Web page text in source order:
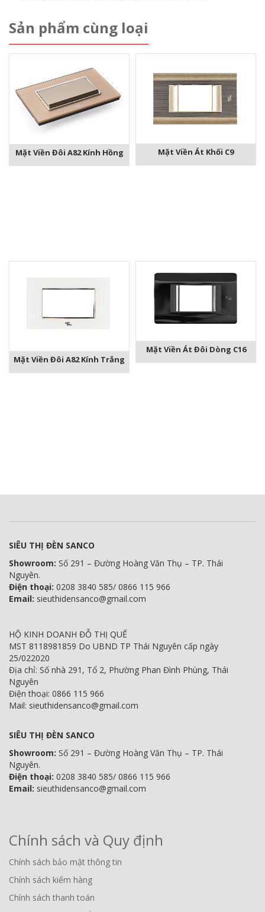
Sản phẩm cùng loại
Mặt Viền Đôi A82 Kính Hồng Mặt Viền Át Khối C9
Mặt Viền Đôi A82 Kính Trắng
Mặt Viền Át Đôi Dòng C16
SIÊU THỊ ĐÈN SANCO
Showroom: Số 291 – Đường Hoàng Văn Thụ – TP. Thái
Nguyên.
Điện thoại: 0208 3840 585/ 0866 115 966
Email: sieuthidensanco@gmail.com
HỘ KINH DOANH ĐỖ THỊ QUẾ
MST 8118981859 Do UBND TP Thái Nguyên cấp ngày
25/022020
Địa chỉ: Số nhà 291, Tổ 2, Phường Phan Đình Phùng, Thái
Nguyên
Điện thoại: 0866 115 966
Mail: sieuthidensanco@gmail.com
SIÊU THỊ ĐÈN SANCO
Showroom: Số 291 – Đường Hoàng Văn Thụ – TP. Thái
Nguyên.
Điện thoại: 0208 3840 585/ 0866 115 966
Email: sieuthidensanco@gmail.com
Chính sách và Quy định
Chính sách bảo mật thông tin
Chính sách kiểm hàng
Chính sách thanh toán